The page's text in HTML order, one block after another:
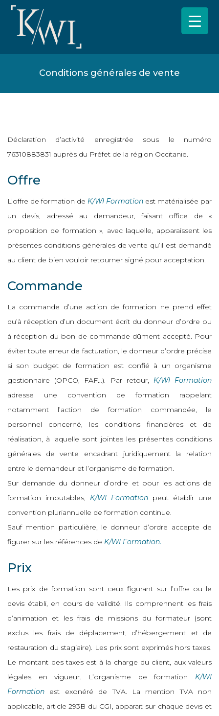
Conditions générales de vente
Déclaration d’activité enregistrée sous le numéro
76310883831 auprès du Préfet de la région Occitanie.
Offre
L’offre de formation de K/WI Formation est matérialisée par
un devis, adressé au demandeur, faisant office de «
proposition de formation », avec laquelle, apparaissent les
présentes conditions générales de vente qu’il est demandé
au client de bien vouloir retourner signé pour acceptation.
Commande
La commande d’une action de formation ne prend effet
qu’à réception d’un document écrit du donneur d’ordre ou
à réception du bon de commande dûment accepté. Pour
éviter toute erreur de facturation, le donneur d’ordre précise
si son budget de formation est confié à un organisme
gestionnaire (OPCO, FAF…). Par retour, K/WI Formation
adresse une convention de formation rappelant
notamment l’action de formation commandée, le
personnel concerné, les conditions financières et de
réalisation, à laquelle sont jointes les présentes conditions
générales de vente encadrant juridiquement la relation
entre le demandeur et l’organisme de formation.
Sur demande du donneur d’ordre et pour les actions de
formation imputables, K/WI Formation peut établir une
convention pluriannuelle de formation continue.
Sauf mention particulière, le donneur d’ordre accepte de
figurer sur les références de K/WI Formation.
Prix
Les prix de formation sont ceux figurant sur l’offre ou le
devis établi, en cours de validité. Ils comprennent les frais
d’animation et les frais de missions du formateur (sont
exclus les frais de déplacement, d’hébergement et de
restauration du stagiaire). Les prix sont exprimés hors taxes.
Le montant des taxes est à la charge du client, aux valeurs
légales en vigueur. L’organisme de formation K/WI
Formation est exonéré de TVA. La mention TVA non
applicable, article 293B du CGI, apparait sur chaque devis et